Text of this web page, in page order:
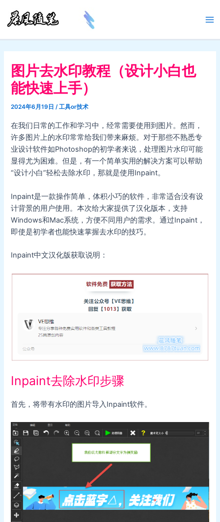
容
图片去水印教程（设计小白也
能快速上手）
2024年6月19日/工具or技术
在我们日常的工作和学习中，经常需要使用到图片。然而，
许多图片上的水印常常给我们带来麻烦。对于那些不熟悉专
业设计软件如Photoshop的初学者来说，处理图片水印可能
显得尤为困难。但是，有一个简单实用的解决方案可以帮助
“设计小白”轻松去除水印，那就是使用Inpaint。
Inpaint是一款操作简单，体积小巧的软件，非常适合没有设
计背景的用户使用。本次给大家提供了汉化版本，支持
Windows和Mac系统，方便不同用户的需求。通过Inpaint，
即使是初学者也能快速掌握去水印的技巧。
Inpaint中文汉化版获取说明：
Inpaint去除水印步骤
首先，将带有水印的图片导入Inpaint软件。